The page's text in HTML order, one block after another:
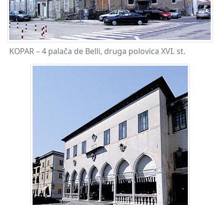
KOPAR – 4 palača de Belli, druga polovica XVI. st.